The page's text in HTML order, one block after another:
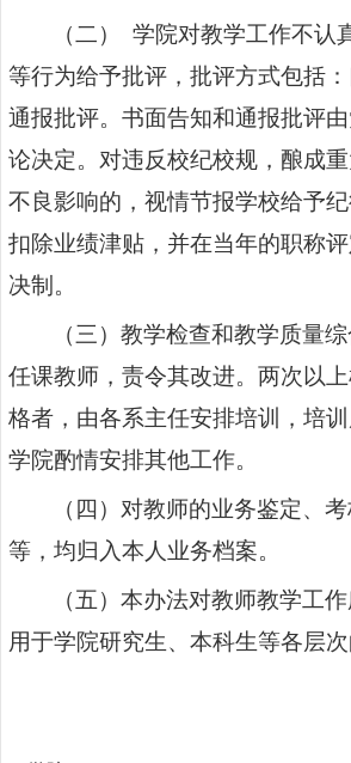
（二） 学院对教学工作不认
等行为给予批评，批评方式包括
通报批评。书面告知和通报批评
论决定。对违反校纪校规，酿成
不良影响的，视情节报学校给予
扣除业绩津贴，并在当年的职称
决制。
（三）教学检查和教学质量
任课教师，责令其改进。两次以
格者，由各系主任安排培训，培训
学院酌情安排其他工作。
（四）对教师的业务鉴定、
等，均归入本人业务档案。
（五）本办法对教师教学工
用于学院研究生、本科生等各层次